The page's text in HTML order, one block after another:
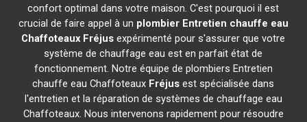
confort optimal dans votre maison. C'est pourquoi il est
crucial de faire appel à un plombier Entretien chauffe eau
Chaffoteaux Fréjus expérimenté pour s'assurer que votre
système de chauffage eau est en parfait état de
fonctionnement. Notre équipe de plombiers Entretien
chauffe eau Chaffoteaux Fréjus est spécialisée dans
l'entretien et la réparation de systèmes de chauffage eau
Chaffoteaux. Nous intervenons rapidement pour résoudre